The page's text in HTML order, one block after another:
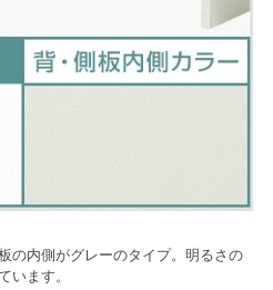
の内側がグレーのタイプ。明るさの
います。